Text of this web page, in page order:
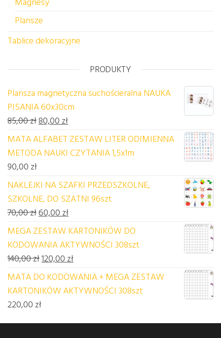
Plansze
Tablice dekoracyjne
PRODUKTY
Plansza magnetyczna suchościeralna NAUKA
PISANIA 60x30cm
85,00złPierwotna cena wynosiła: 85,00 zł.
80,00 złAktualna cena wynosi: 80,00 zł.
MATA ALFABET ZESTAW LITER ODIMIENNA
METODA NAUKI CZYTANIA 1,5x1m
90,00 zł
NAKLEJKI NA SZAFKI PRZEDSZKOLNE,
SZKOLNE, DO SZATNI 96szt
70,00złPierwotna cena wynosiła: 70,00 zł.
60,00 złAktualna cena wynosi: 60,00 zł.
MEGA ZESTAW KARTONIKÓW DO
KODOWANIA AKTYWNOŚCI 308szt
140,00złPierwotna cena wynosiła: 140,00 zł.
120,00 złAktualna cena wynosi: 120,00 zł.
MATA DO KODOWANIA + MEGA ZESTAW
KARTONIKÓW AKTYWNOŚCI 308szt
220,00 zł